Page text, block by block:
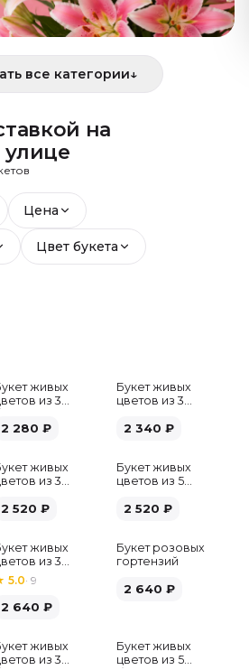
все категории↓
на
Цена
Цвет букета
живых
из 3
2 280 ₽
Букет живых
цветов из 3
2 340 ₽
живых
из 3
2 520 ₽
Букет живых
цветов из 5
микс
2 520 ₽
живых
из 3
пионов
5.0· 9
2 640 ₽
Букет розовых
гортензий
2 640 ₽
живых
из 3
Хит
Букет живых
цветов из 5